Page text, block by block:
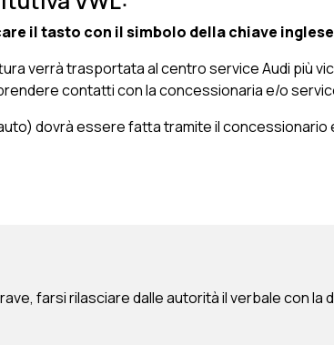
il tasto con il simbolo della chiave inglese
verrà trasportata al centro service Audi più
contatti con la concessionaria e/o
dovrà essere fatta tramite il
farsi rilasciare dalle autorità il verbale con la